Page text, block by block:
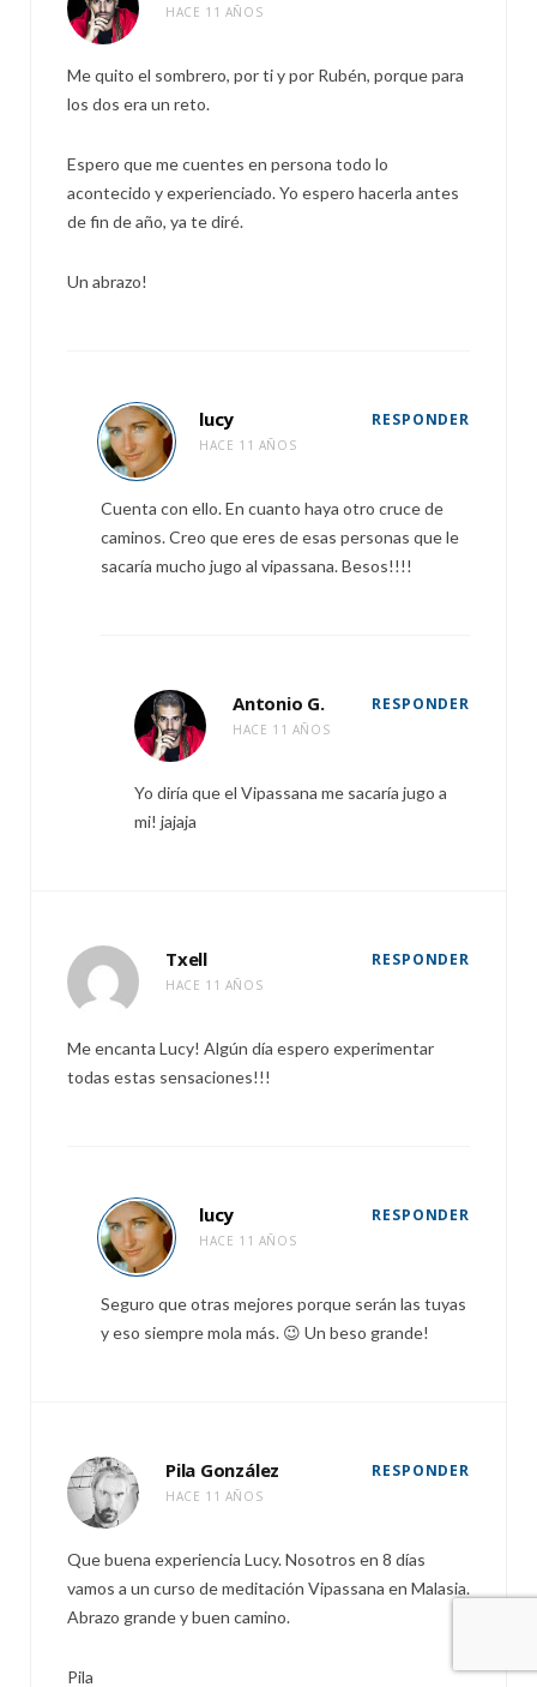
HACE 11 AÑOS
Me quito el sombrero, por ti y por Rubén, porque para
los dos era un reto.
Espero que me cuentes en persona todo lo
acontecido y experienciado. Yo espero hacerla antes
de fin de año, ya te diré.
Un abrazo!
lucy
HACE 11 AÑOS
RESPONDER
Cuenta con ello. En cuanto haya otro cruce de
caminos. Creo que eres de esas personas que le
sacaría mucho jugo al vipassana. Besos!!!!
Antonio G.
HACE 11 AÑOS
RESPONDER
Yo diría que el Vipassana me sacaría jugo a
mi! jajaja
Txell
HACE 11 AÑOS
RESPONDER
Me encanta Lucy! Algún día espero experimentar
todas estas sensaciones!!!
lucy
HACE 11 AÑOS
RESPONDER
Seguro que otras mejores porque serán las tuyas
y eso siempre mola más. 😉 Un beso grande!
Pila González
HACE 11 AÑOS
RESPONDER
Que buena experiencia Lucy. Nosotros en 8 días
vamos a un curso de meditación Vipassana en Malasia.
Abrazo grande y buen camino.
Pila